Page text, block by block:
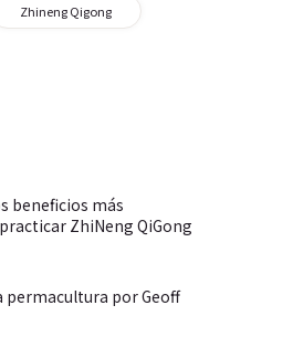
Zhineng Qigong
beneficios más
ZhiNeng QiGong
permacultura por Geoff